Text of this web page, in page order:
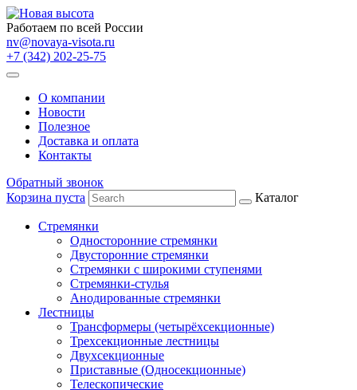
Работаем по всей России
nv@novaya-visota.ru
+7 (342) 202-25-75
О компании
Новости
Полезное
Доставка и оплата
Контакты
Обратный звонок
Корзина пуста
Каталог
Стремянки
Односторонние стремянки
Двусторонние стремянки
Стремянки с широкими ступенями
Стремянки-стулья
Анодированные стремянки
Лестницы
Трансформеры (четырёхсекционные)
Трехсекционные лестницы
Двухсекционные
Приставные (Односекционные)
Телескопические